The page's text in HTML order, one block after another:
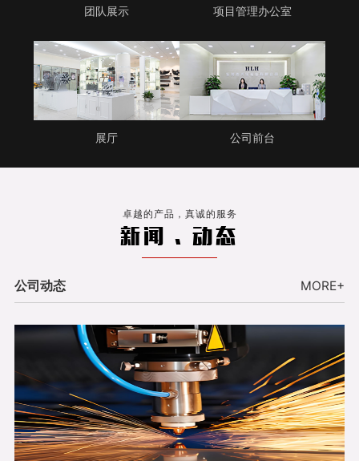
团队展示 项目管理办公室
展厅 公司前台
卓越的产品，真诚的服务
新闻 . 动态
公司动态 MORE+